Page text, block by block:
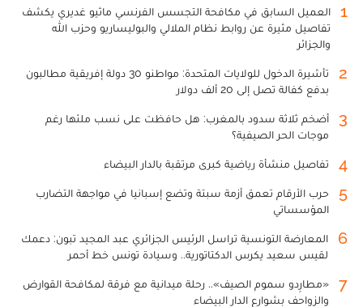
1
العميل السابق في مكافحة التجسس الفرنسي ماثيو غديري يكشف
تفاصيل مثيرة عن روابط نظام الملالي والبوليساريو وحزب الله
والجزائر
2
تأشيرة الدخول للولايات المتحدة: مواطنو 30 دولة إفريقية مطالبون
بدفع كفالة تصل إلى 20 ألف دولار
3
أضخم ثلاثة سدود بالمغرب: هل حافظت على نسب ملئها رغم
موجات الحر الصيفية؟
4 تفاصيل منشأة رياضية كبرى مرتقبة بالدار البيضاء
5
حرب الأرقام تعمق أزمة سبتة وتضع إسبانيا في مواجهة التضارب
المؤسساتي
6
المعارضة التونسية تراسل الرئيس الجزائري عبد المجيد تبون: دعمك
لقيس سعيد يكرس الدكتاتورية.. وسيادة تونس خط أحمر
7
«مطارِدو سموم الصيف».. رحلة ميدانية مع فرقة لمكافحة القوارض
والزواحف بشوارع الدار البيضاء